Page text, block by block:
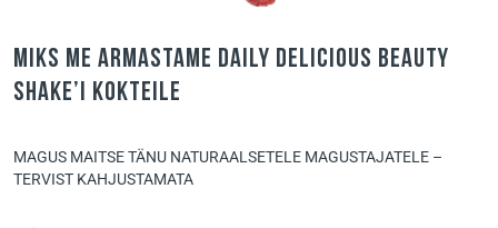
Miks me armastame daily delicious beauty
shake’i kokteile
MAGUS MAITSE TÄNU NATURAALSETELE MAGUSTAJATELE –
TERVIST KAHJUSTAMATA